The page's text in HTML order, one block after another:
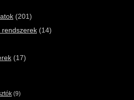
(201)
rendszerek (14)
(17)
(9)